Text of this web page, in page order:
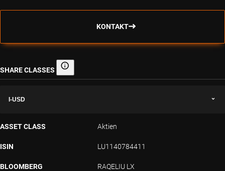
KONTAKT
SHARE CLASSES Share classes
I-USD
ASSET CLASS Aktien
ISIN LU1140784411
BLOOMBERG RAQELIU LX